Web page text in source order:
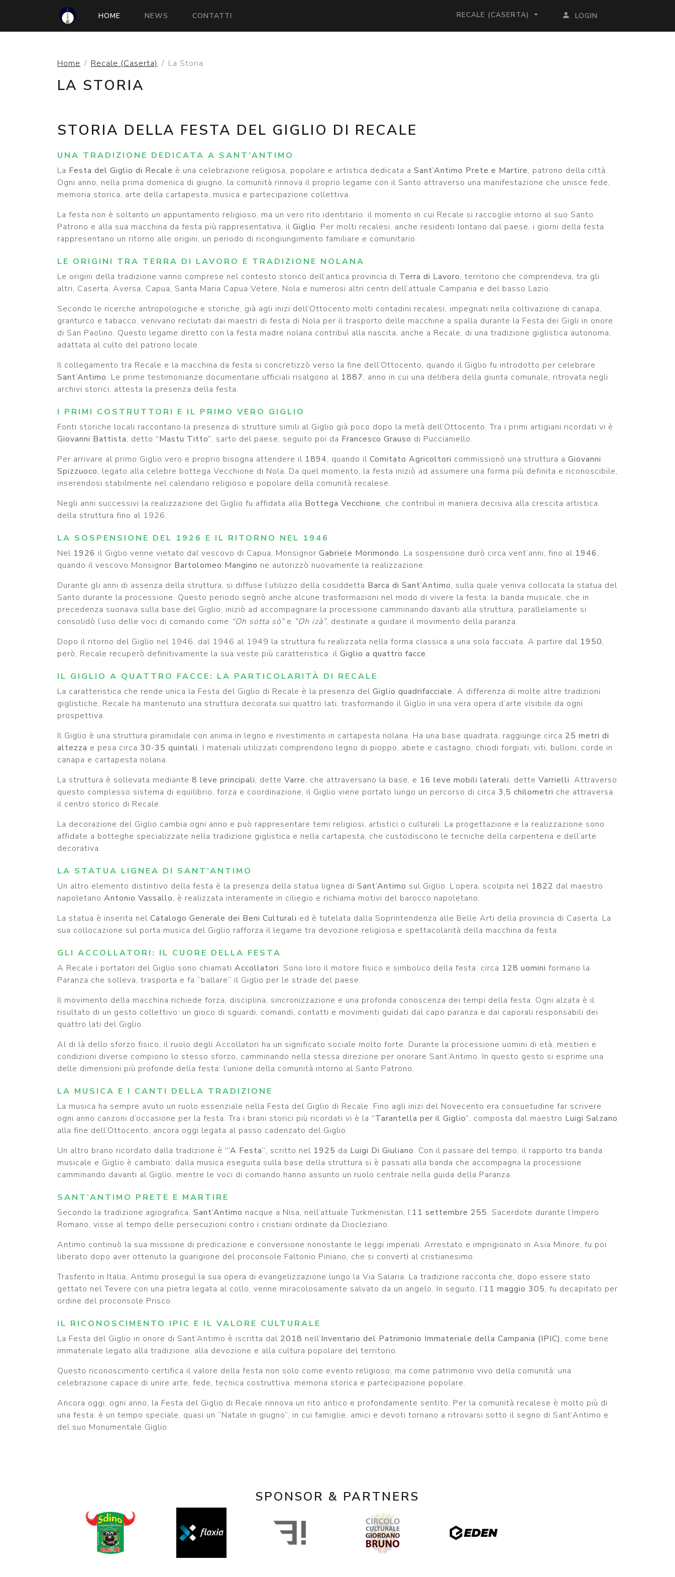
HOME (CURRENT)
NEWS CONTATTI RECALE (CASERTA) LOGIN
Home Recale (Caserta) La Storia
LA STORIA
STORIA DELLA FESTA DEL GIGLIO DI RECALE
UNA TRADIZIONE DEDICATA A SANT’ANTIMO
La Festa del Giglio di Recale è una celebrazione religiosa, popolare e artistica dedicata a Sant’Antimo Prete e Martire, patrono della città.
Ogni anno, nella prima domenica di giugno, la comunità rinnova il proprio legame con il Santo attraverso una manifestazione che unisce fede,
memoria storica, arte della cartapesta, musica e partecipazione collettiva.
La festa non è soltanto un appuntamento religioso, ma un vero rito identitario: il momento in cui Recale si raccoglie intorno al suo Santo
Patrono e alla sua macchina da festa più rappresentativa, il Giglio. Per molti recalesi, anche residenti lontano dal paese, i giorni della festa
rappresentano un ritorno alle origini, un periodo di ricongiungimento familiare e comunitario.
LE ORIGINI TRA TERRA DI LAVORO E TRADIZIONE NOLANA
Le origini della tradizione vanno comprese nel contesto storico dell’antica provincia di Terra di Lavoro, territorio che comprendeva, tra gli
altri, Caserta, Aversa, Capua, Santa Maria Capua Vetere, Nola e numerosi altri centri dell’attuale Campania e del basso Lazio.
Secondo le ricerche antropologiche e storiche, già agli inizi dell’Ottocento molti contadini recalesi, impegnati nella coltivazione di canapa,
granturco e tabacco, venivano reclutati dai maestri di festa di Nola per il trasporto delle macchine a spalla durante la Festa dei Gigli in onore
di San Paolino. Questo legame diretto con la festa madre nolana contribuì alla nascita, anche a Recale, di una tradizione giglistica autonoma,
adattata al culto del patrono locale.
Il collegamento tra Recale e la macchina da festa si concretizzò verso la fine dell’Ottocento, quando il Giglio fu introdotto per celebrare
Sant’Antimo. Le prime testimonianze documentarie ufficiali risalgono al 1887, anno in cui una delibera della giunta comunale, ritrovata negli
archivi storici, attesta la presenza della festa.
I PRIMI COSTRUTTORI E IL PRIMO VERO GIGLIO
Fonti storiche locali raccontano la presenza di strutture simili al Giglio già poco dopo la metà dell’Ottocento. Tra i primi artigiani ricordati vi è
Giovanni Battista, detto “Mastu Titto”, sarto del paese, seguito poi da Francesco Grauso di Puccianiello.
Per arrivare al primo Giglio vero e proprio bisogna attendere il 1894, quando il Comitato Agricoltori commissionò una struttura a Giovanni
Spizzuoco, legato alla celebre bottega Vecchione di Nola. Da quel momento, la festa iniziò ad assumere una forma più definita e riconoscibile,
inserendosi stabilmente nel calendario religioso e popolare della comunità recalese.
Negli anni successivi la realizzazione del Giglio fu affidata alla Bottega Vecchione, che contribuì in maniera decisiva alla crescita artistica
della struttura fino al 1926.
LA SOSPENSIONE DEL 1926 E IL RITORNO NEL 1946
Nel 1926 il Giglio venne vietato dal vescovo di Capua, Monsignor Gabriele Morimondo. La sospensione durò circa vent’anni, fino al 1946,
quando il vescovo Monsignor Bartolomeo Mangino ne autorizzò nuovamente la realizzazione.
Durante gli anni di assenza della struttura, si diffuse l’utilizzo della cosiddetta Barca di Sant’Antimo, sulla quale veniva collocata la statua del
Santo durante la processione. Questo periodo segnò anche alcune trasformazioni nel modo di vivere la festa: la banda musicale, che in
precedenza suonava sulla base del Giglio, iniziò ad accompagnare la processione camminando davanti alla struttura; parallelamente si
consolidò l’uso delle voci di comando come “Oh sotta sò”e “Oh izà”, destinate a guidare il movimento della paranza.
Dopo il ritorno del Giglio nel 1946, dal 1946 al 1949 la struttura fu realizzata nella forma classica a una sola facciata. A partire dal 1950,
però, Recale recuperò definitivamente la sua veste più caratteristica: il Giglio a quattro facce.
IL GIGLIO A QUATTRO FACCE: LA PARTICOLARITÀ DI RECALE
La caratteristica che rende unica la Festa del Giglio di Recale è la presenza del Giglio quadrifacciale. A differenza di molte altre tradizioni
giglistiche, Recale ha mantenuto una struttura decorata sui quattro lati, trasformando il Giglio in una vera opera d’arte visibile da ogni
prospettiva.
Il Giglio è una struttura piramidale con anima in legno e rivestimento in cartapesta nolana. Ha una base quadrata, raggiunge circa 25 metri di
altezza e pesa circa 30-35 quintali. I materiali utilizzati comprendono legno di pioppo, abete e castagno, chiodi forgiati, viti, bulloni, corde in
canapa e cartapesta nolana.
La struttura è sollevata mediante 8 leve principali, dette Varre, che attraversano la base, e 16 leve mobili laterali, dette Varrielli. Attraverso
questo complesso sistema di equilibrio, forza e coordinazione, il Giglio viene portato lungo un percorso di circa 3,5 chilometri che attraversa
il centro storico di Recale.
La decorazione del Giglio cambia ogni anno e può rappresentare temi religiosi, artistici o culturali. La progettazione e la realizzazione sono
affidate a botteghe specializzate nella tradizione giglistica e nella cartapesta, che custodiscono le tecniche della carpenteria e dell’arte
decorativa.
LA STATUA LIGNEA DI SANT’ANTIMO
Un altro elemento distintivo della festa è la presenza della statua lignea di Sant’Antimo sul Giglio. L’opera, scolpita nel 1822 dal maestro
napoletano Antonio Vassallo, è realizzata interamente in ciliegio e richiama motivi del barocco napoletano.
La statua è inserita nel Catalogo Generale dei Beni Culturali ed è tutelata dalla Soprintendenza alle Belle Arti della provincia di Caserta. La
sua collocazione sul porta musica del Giglio rafforza il legame tra devozione religiosa e spettacolarità della macchina da festa.
GLI ACCOLLATORI: IL CUORE DELLA FESTA
A Recale i portatori del Giglio sono chiamati Accollatori. Sono loro il motore fisico e simbolico della festa: circa 128 uomini formano la
Paranza che solleva, trasporta e fa “ballare” il Giglio per le strade del paese.
Il movimento della macchina richiede forza, disciplina, sincronizzazione e una profonda conoscenza dei tempi della festa. Ogni alzata è il
risultato di un gesto collettivo: un gioco di sguardi, comandi, contatti e movimenti guidati dal capo paranza e dai caporali responsabili dei
quattro lati del Giglio.
Al di là dello sforzo fisico, il ruolo degli Accollatori ha un significato sociale molto forte. Durante la processione uomini di età, mestieri e
condizioni diverse compiono lo stesso sforzo, camminando nella stessa direzione per onorare Sant’Antimo. In questo gesto si esprime una
delle dimensioni più profonde della festa: l’unione della comunità intorno al Santo Patrono.
LA MUSICA E I CANTI DELLA TRADIZIONE
La musica ha sempre avuto un ruolo essenziale nella Festa del Giglio di Recale. Fino agli inizi del Novecento era consuetudine far scrivere
ogni anno canzoni d’occasione per la festa. Tra i brani storici più ricordati vi è la “Tarantella per il Giglio”, composta dal maestro Luigi Salzano
alla fine dell’Ottocento, ancora oggi legata al passo cadenzato del Giglio.
Un altro brano ricordato dalla tradizione è “’A Festa”, scritto nel 1925 da Luigi Di Giuliano. Con il passare del tempo, il rapporto tra banda
musicale e Giglio è cambiato: dalla musica eseguita sulla base della struttura si è passati alla banda che accompagna la processione
camminando davanti al Giglio, mentre le voci di comando hanno assunto un ruolo centrale nella guida della Paranza.
SANT’ANTIMO PRETE E MARTIRE
Secondo la tradizione agiografica, Sant’Antimo nacque a Nisa, nell’attuale Turkmenistan, l’11 settembre 255. Sacerdote durante l’Impero
Romano, visse al tempo delle persecuzioni contro i cristiani ordinate da Diocleziano.
Antimo continuò la sua missione di predicazione e conversione nonostante le leggi imperiali. Arrestato e imprigionato in Asia Minore, fu poi
liberato dopo aver ottenuto la guarigione del proconsole Faltonio Piniano, che si convertì al cristianesimo.
Trasferito in Italia, Antimo proseguì la sua opera di evangelizzazione lungo la Via Salaria. La tradizione racconta che, dopo essere stato
gettato nel Tevere con una pietra legata al collo, venne miracolosamente salvato da un angelo. In seguito, l’11 maggio 305, fu decapitato per
ordine del proconsole Prisco.
IL RICONOSCIMENTO IPIC E IL VALORE CULTURALE
La Festa del Giglio in onore di Sant’Antimo è iscritta dal 2018 nell’Inventario del Patrimonio Immateriale della Campania (IPIC), come bene
immateriale legato alla tradizione, alla devozione e alla cultura popolare del territorio.
Questo riconoscimento certifica il valore della festa non solo come evento religioso, ma come patrimonio vivo della comunità: una
celebrazione capace di unire arte, fede, tecnica costruttiva, memoria storica e partecipazione popolare.
Ancora oggi, ogni anno, la Festa del Giglio di Recale rinnova un rito antico e profondamente sentito. Per la comunità recalese è molto più di
una festa: è un tempo speciale, quasi un “Natale in giugno”, in cui famiglie, amici e devoti tornano a ritrovarsi sotto il segno di Sant’Antimo e
del suo Monumentale Giglio.
SPONSOR & PARTNERS